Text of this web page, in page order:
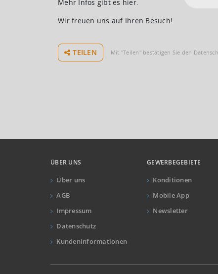
Mehr Infos gibt es hier.
Wir freuen uns auf Ihren Besuch!
TEILEN Mit "Teilen" bestätigen Sie den
ÜBER UNS
Über uns
AGB
Impressum
Datenschutz
Kundeninformationen
GEWERBEGEBIETE
Konditionen
Mobile App
Newsletter